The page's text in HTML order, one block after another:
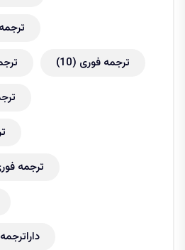
ترجمه فوری (10)
ترجمه